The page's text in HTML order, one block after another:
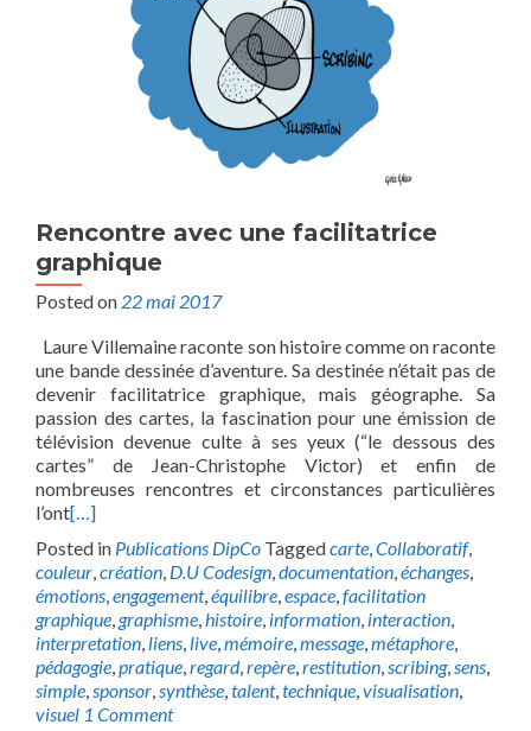
Rencontre avec une facilitatrice
graphique
Posted on 22 mai 2017
Laure Villemaine raconte son histoire comme on raconte
une bande dessinée d’aventure. Sa destinée n’était pas de
devenir facilitatrice graphique, mais géographe. Sa
passion des cartes, la fascination pour une émission de
télévision devenue culte à ses yeux (“le dessous des
cartes” de Jean-Christophe Victor) et enfin de
nombreuses rencontres et circonstances particulières
l’ont[…]
Posted in Publications DipCo Taggedcarte,Collaboratif,
couleur,création, D.U Codesign,documentation,échanges,
émotions,engagement,équilibre,espace,facilitation
graphique,graphisme,histoire, information, interaction,
interpretation, liens, live,mémoire,message,métaphore,
pédagogie,pratique,regard,repère,restitution,scribing,sens,
simple,sponsor,synthèse,talent,technique,visualisation,
visuel 1 Comment